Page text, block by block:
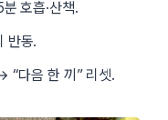
호흡·산책.
반동.
다음 한 끼” 리셋.